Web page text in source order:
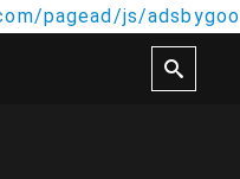
pagead/js/